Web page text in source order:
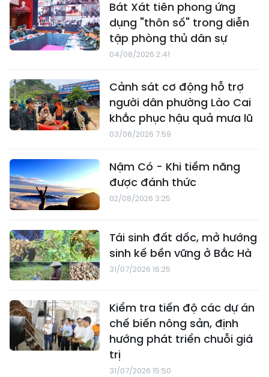
Bát Xát tiên phong ứng
dụng "thôn số" trong diễn
tập phòng thủ dân sự
04/08/2026 2:41
Cảnh sát cơ động hỗ trợ
người dân phường Lào Cai
khắc phục hậu quả mưa lũ
03/08/2026 7:59
Nậm Có - Khi tiềm năng
được đánh thức
02/08/2026 3:25
Tái sinh đất dốc, mở hướng
sinh kế bền vững ở Bắc Hà
31/07/2026 16:25
Kiểm tra tiến độ các dự án
chế biến nông sản, định
hướng phát triển chuỗi giá
trị
31/07/2026 15:50